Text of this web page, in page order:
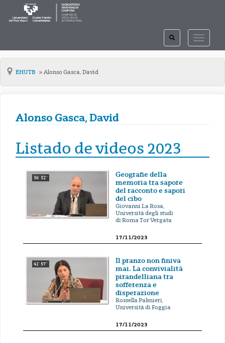
TOGGLE
TOGGLE
SEARCH
EHUTB Alonso Gasca, David
Alonso Gasca, David
Listado de videos 2023
36' 32''
Geografie della
memoria tra sapore
del racconto e sapori
del cibo
Giovanni La Rosa,
Università degli studi
di Roma Tor Vergata
17/11/2023
41' 57''
Il pranzo non finiva
mai. La convivialità
pirandelliana tra
sofferenza e
disperazione
Rossella Palmieri,
Università di Foggia
17/11/2023